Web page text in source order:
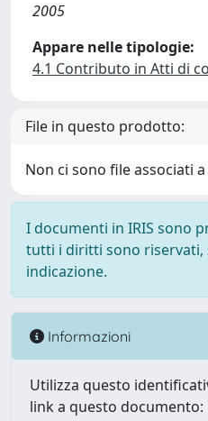
2005
Appare nelle tipologie:
4.1 Contributo in Atti di
File in questo prodotto:
Non ci sono file associati
I documenti in IRIS sono
tutti i diritti sono riservati,
indicazione.
Informazioni
Utilizza questo
link a questo documento: